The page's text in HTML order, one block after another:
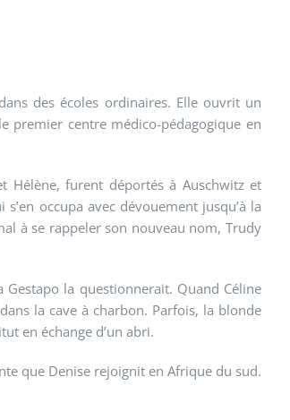
des écoles ordinaires. Elle ouvrit un
premier centre médico-pédagogique en
Hélène, furent déportés à Auschwitz et
occupa avec dévouement jusqu’à la
à se rappeler son nouveau nom, Trudy
la questionnerait. Quand Céline
la cave à charbon. Parfois, la blonde
en échange d’un abri.
que Denise rejoignit en Afrique du sud.